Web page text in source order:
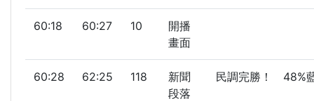
60:18 60:27 10
開播
畫面
60:28 62:25 118
新聞
段落
民調完勝！ 48%